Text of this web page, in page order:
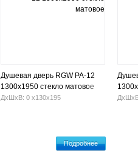
Душевая дверь RGW PA-12
1300х1950 стекло матовое
ДхШхВ: 0 х130х195
Подробнее